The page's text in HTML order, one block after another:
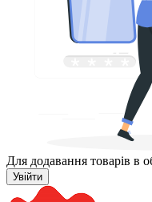
Для додавання товарів в
Увійти